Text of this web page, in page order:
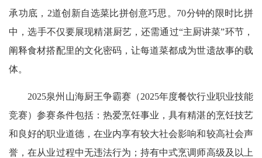
承功底，2道创新自选菜比拼创意巧思。70分钟的限时比拼
中，选手不仅要展现精湛厨艺，还需通过“主厨讲菜”环节，
阐释食材搭配里的文化密码，让每道菜都成为世遗故事的载
体。
2025泉州山海厨王争霸赛（2025年度餐饮行业职业技能
竞赛）参赛条件包括：热爱烹饪事业，具有精湛的烹饪技艺
和良好的职业道德，在业内享有较大社会影响和较高社会声
誉，在从业过程中无违法行为；持有中式烹调师高级及以上